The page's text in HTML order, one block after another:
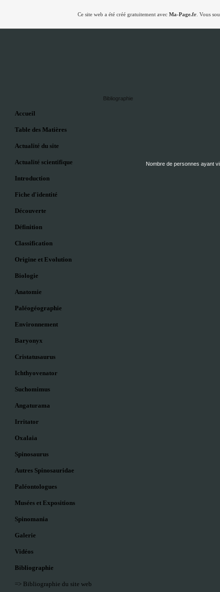
Accueil
Table des Matières
Actualité du site
Actualité scientifique
Introduction
Fiche d'identité
Découverte
Définition
Classification
Origine et Evolution
Biologie
Anatomie
Paléogéographie
Environnement
Baryonyx
Cristatusaurus
Ichthyovenator
Suchomimus
Angaturama
Irritator
Oxalaia
Spinosaurus
Autres Spinosauridae
Paléontologues
Musées et Expositions
Spinomania
Galerie
Vidéos
Bibliographie
=> Bibliographie du site web
Bibliographie
Nombre de personnes ayant
Ce site web a été créé gratuitement avec Ma-Page.fr. Vous